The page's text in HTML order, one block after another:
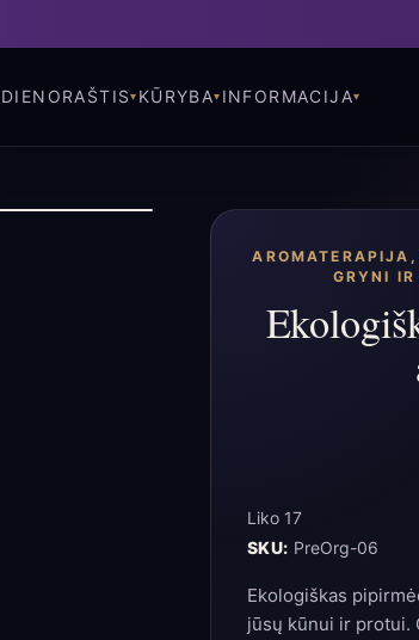
DIENORAŠTIS KŪRYBA INFORMACIJA
AROMATERAPIJA ,
GRYNI
Liko 17
SKU: PreOrg-06
Ekologiškas
jūsų kūnui ir protui.